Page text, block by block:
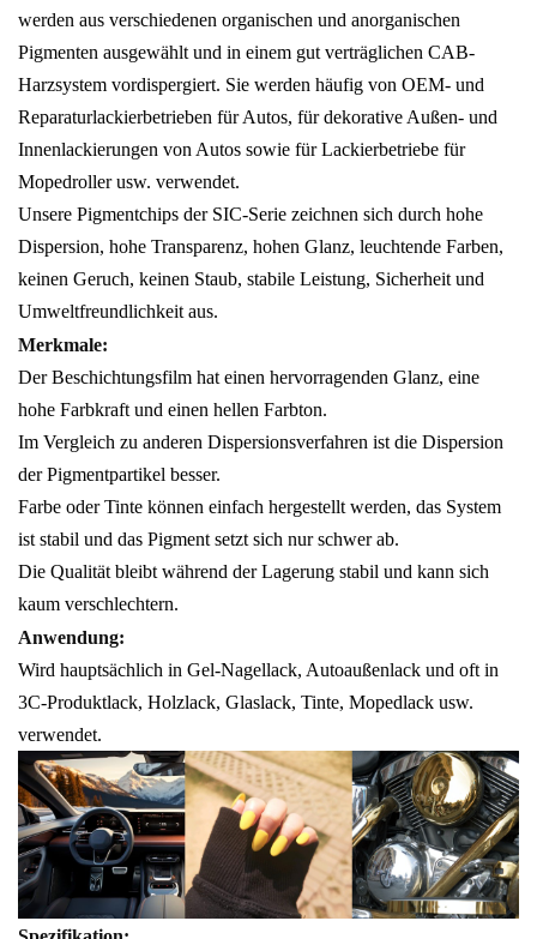
werden aus verschiedenen organischen und anorganischen
Pigmenten ausgewählt und in einem gut verträglichen CAB-
Harzsystem vordispergiert. Sie werden häufig von OEM- und
Reparaturlackierbetrieben für Autos, für dekorative Außen- und
Innenlackierungen von Autos sowie für Lackierbetriebe für
Mopedroller usw. verwendet.
Unsere Pigmentchips der SIC-Serie zeichnen sich durch hohe
Dispersion, hohe Transparenz, hohen Glanz, leuchtende Farben,
keinen Geruch, keinen Staub, stabile Leistung, Sicherheit und
Umweltfreundlichkeit aus.
Merkmale:
Der Beschichtungsfilm hat einen hervorragenden Glanz, eine
hohe Farbkraft und einen hellen Farbton.
Im Vergleich zu anderen Dispersionsverfahren ist die Dispersion
der Pigmentpartikel besser.
Farbe oder Tinte können einfach hergestellt werden, das System
ist stabil und das Pigment setzt sich nur schwer ab.
Die Qualität bleibt während der Lagerung stabil und kann sich
kaum verschlechtern.
Anwendung:
Wird hauptsächlich in Gel-Nagellack, Autoaußenlack und oft in
3C-Produktlack, Holzlack, Glaslack, Tinte, Mopedlack usw.
verwendet.